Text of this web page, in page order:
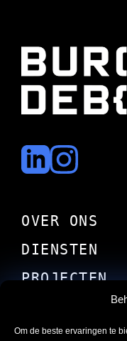
Om de beste ervaringen te
OVER ONS
DIENSTEN
PROJECTEN
BLOG